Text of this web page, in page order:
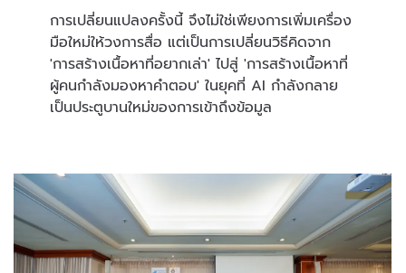
การเปลี่ยนแปลงครั้งนี้ จึงไม่ใช่เพียงการเพิ่มเครื่อง
มือใหม่ให้วงการสื่อ แต่เป็นการเปลี่ยนวิธีคิดจาก
'การสร้างเนื้อหาที่อยากเล่า' ไปสู่ 'การสร้างเนื้อหาที่
ผู้คนกำลังมองหาคำตอบ' ในยุคที่ AI กำลังกลาย
เป็นประตูบานใหม่ของการเข้าถึงข้อมูล